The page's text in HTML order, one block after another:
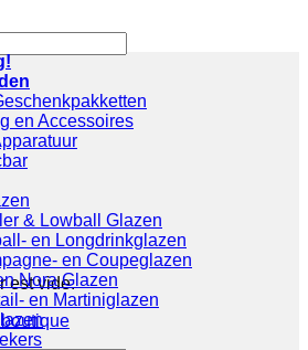
est vide.
en Accessoires
& Lowball Glazen
en Longdrinkglazen
en Coupeglazen
Nora Glazen
en Martiniglazen